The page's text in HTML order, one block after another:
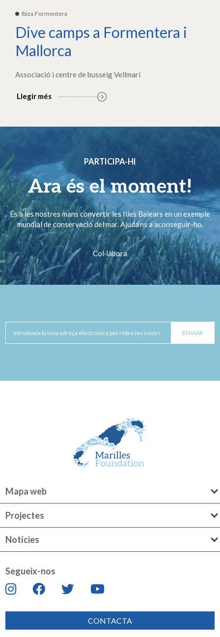
Ibiza,Formentera
Dive camps a Formentera i
Mallorca
Associació i centre de busseig Vellmarí
Llegir més
PARTICIPA-HI
Ara és el moment!
És a les nostres mans convertir les Illes Balears en un exemple
mundial de conservació del mar. Ajuda’ns a aconseguir-ho.
Col·labora
Mapa web
Projectes
Notícies
Segueix-nos
CONTACTA